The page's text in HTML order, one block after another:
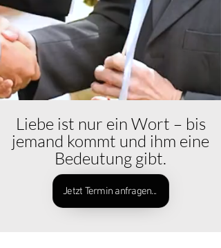
Liebe ist nur ein Wort – bis
jemand kommt und ihm eine
Bedeutung gibt.
Jetzt Termin anfragen...